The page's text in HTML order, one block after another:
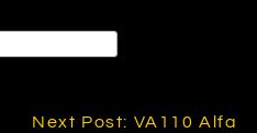
Next Post: VA110 Alfa